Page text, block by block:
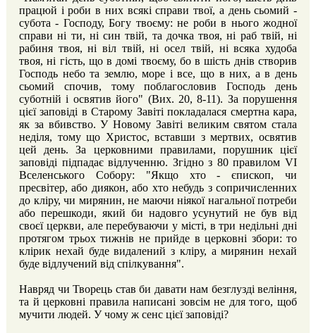
працюй і роби в них всякі справи твої, а день сьомий -
субота - Господу, Богу твоєму: не роби в нього жодної
справи ні ти, ні син твій, та дочка твоя, ні раб твій, ні
рабиня твоя, ні віл твій, ні осел твій, ні всяка худоба
твоя, ні гість, що в домі твоєму, бо в шість днів створив
Господь небо та землю, море і все, що в них, а в день
сьомий спочив, тому поблагословив Господь день
суботній і освятив його" (Вих. 20, 8-11). За порушення
цієї заповіді в Старому Завіті покладалася смертна кара,
як за вбивство. У Новому Завіті великим святом стала
неділя, тому що Христос, вставши з мертвих, освятив
цей день. За церковними правилами, порушник цієї
заповіді підпадає відлученню. Згідно з 80 правилом VI
Вселенського Собору: "Якщо хто - єпископ, чи
пресвітер, або диякон, або хто небудь з сопричисленних
до кліру, чи мирянин, не маючи ніякої нагальної потреби
або перешкоди, який би надовго усунутий не був від
своєї церкви, але перебуваючи у місті, в три недільні дні
протягом трьох тижнів не прийде в церковні збори: то
клірик нехай буде видалений з кліру, а мирянин нехай
буде відлучений від спілкування".
Навряд чи Творець став би давати нам безглузді веління,
та й церковні правила написані зовсім не для того, щоб
мучити людей. У чому ж сенс цієї заповіді?